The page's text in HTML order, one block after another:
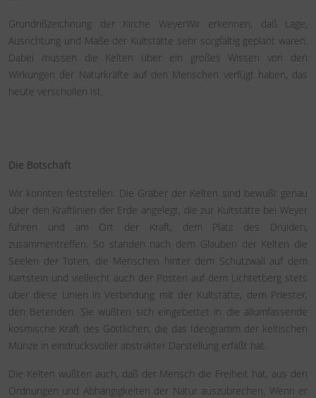
Grundrißzeichnung der Kirche WeyerWir erkennen, daß Lage,
Ausrichtung und Maße der Kultstätte sehr sorgfältig geplant waren.
Dabei müssen die Kelten über ein großes Wissen von den
Wirkungen der Naturkräfte auf den Menschen verfügt haben, das
heute verschollen ist.
Die Botschaft
Wir konnten feststellen: Die Gräber der Kelten sind bewußt genau
über den Kraftlinien der Erde angelegt, die zur Kultstätte bei Weyer
führen und am Ort der Kraft, dem Platz des Druiden,
zusammentreffen. So standen nach dem Glauben der Kelten die
Seelen der Toten, die Menschen hinter dem Schutzwall auf dem
Kartstein und vielleicht auch der Posten auf dem Lichtetberg stets
über diese Linien in Verbindung mit der Kultstätte, dem Priester,
den Betenden. Sie wußten sich eingebettet in die allumfassende
kosmische Kraft des Göttlichen, die das Ideogramm der keltischen
Münze in eindrucksvoller abstrakter Darstellung erfaßt hat.
Die Kelten wußten auch, daß der Mensch die Freiheit hat, aus den
Ordnungen und Abhängigkeiten der Natur auszubrechen. Wenn er